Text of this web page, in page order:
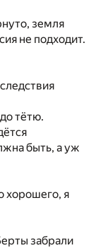
земля
не подходит.
тётю.
быть, а уж
хорошего, я
забрали